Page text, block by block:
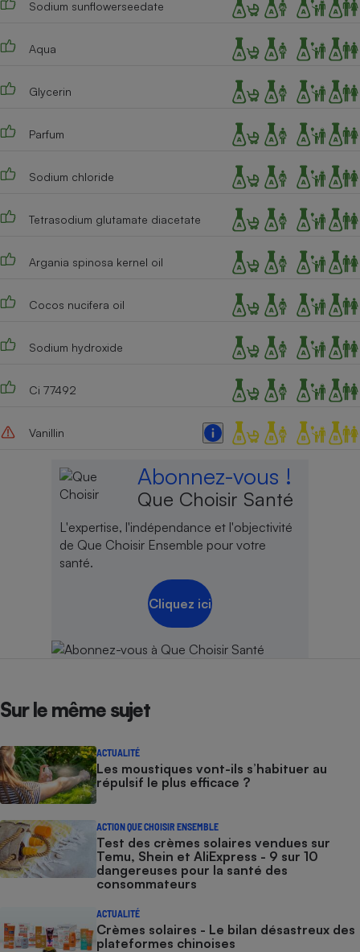
Sodium sunflowerseedate
Aqua
Glycerin
Parfum
Sodium chloride
Tetrasodium glutamate diacetate
Argania spinosa kernel oil
Cocos nucifera oil
Sodium hydroxide
Ci 77492
Vanillin
Abonnez-vous !
Que Choisir Santé
L'expertise, l'indépendance et l'objectivité
de Que Choisir Ensemble pour votre
santé.
Cliquez ici
Sur le même sujet
ACTUALITÉ
Les moustiques vont-ils s’habituer au
répulsif le plus efficace ?
ACTION QUE CHOISIR ENSEMBLE
Test des crèmes solaires vendues sur
Temu, Shein et AliExpress - 9 sur 10
dangereuses pour la santé des
consommateurs
ACTUALITÉ
Crèmes solaires - Le bilan désastreux des
plateformes chinoises
Plaque de cuisson à
induction
Climatiseur -
Ventilateur
Cafetière à expressos
Robot ménager
Téléphone mobile -
Smartphone
Antivirus
Ventilateur